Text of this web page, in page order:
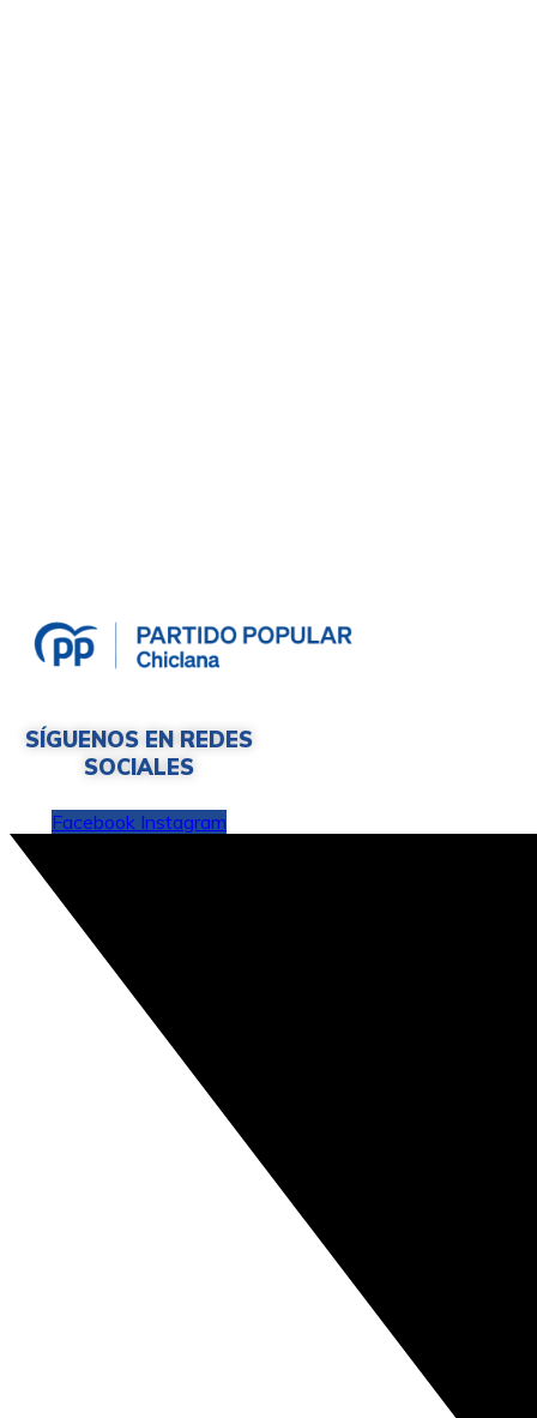
SÍGUENOS EN REDES
SOCIALES
Facebook Instagram